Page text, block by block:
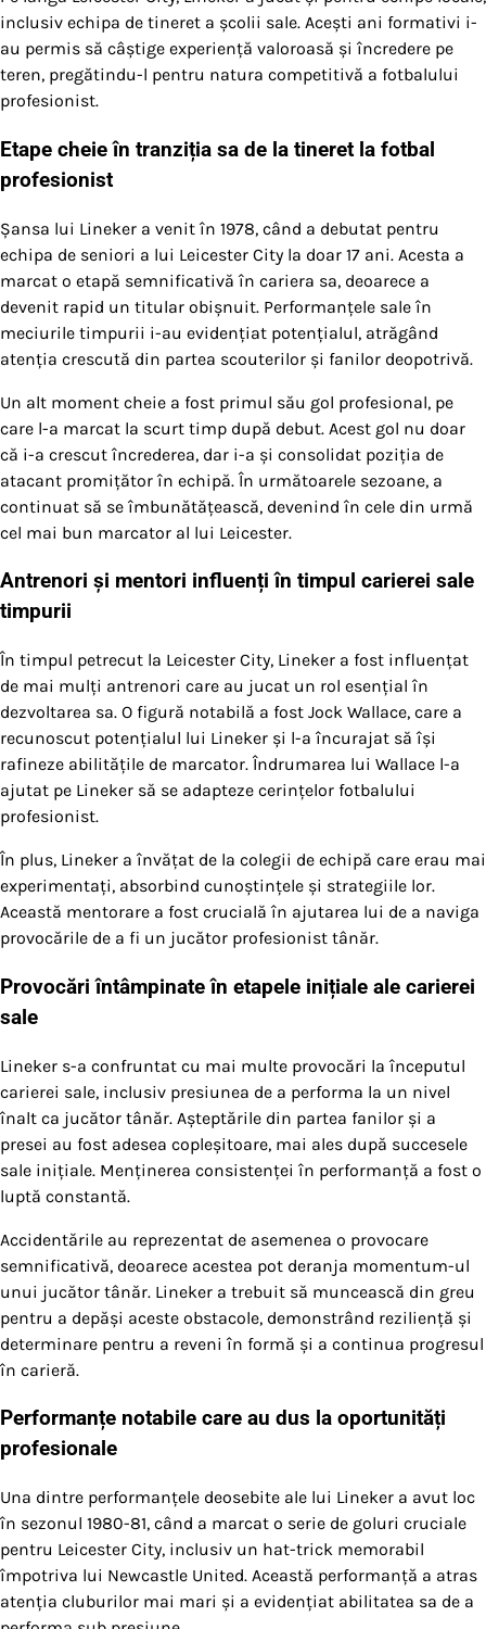
inclusiv echipa de tineret a școlii sale. Acești ani formativi i-
au permis să câștige experiență valoroasă și încredere pe
teren, pregătindu-l pentru natura competitivă a fotbalului
profesionist.
Etape cheie în tranziția sa de la tineret la fotbal
profesionist
Șansa lui Lineker a venit în 1978, când a debutat pentru
echipa de seniori a lui Leicester City la doar 17 ani. Acesta a
marcat o etapă semnificativă în cariera sa, deoarece a
devenit rapid un titular obișnuit. Performanțele sale în
meciurile timpurii i-au evidențiat potențialul, atrăgând
atenția crescută din partea scouterilor și fanilor deopotrivă.
Un alt moment cheie a fost primul său gol profesional, pe
care l-a marcat la scurt timp după debut. Acest gol nu doar
că i-a crescut încrederea, dar i-a și consolidat poziția de
atacant promițător în echipă. În următoarele sezoane, a
continuat să se îmbunătățească, devenind în cele din urmă
cel mai bun marcator al lui Leicester.
Antrenori și mentori influenți în timpul carierei sale
timpurii
În timpul petrecut la Leicester City, Lineker a fost influențat
de mai mulți antrenori care au jucat un rol esențial în
dezvoltarea sa. O figură notabilă a fost Jock Wallace, care a
recunoscut potențialul lui Lineker și l-a încurajat să își
rafineze abilitățile de marcator. Îndrumarea lui Wallace l-a
ajutat pe Lineker să se adapteze cerințelor fotbalului
profesionist.
În plus, Lineker a învățat de la colegii de echipă care erau mai
experimentați, absorbind cunoștințele și strategiile lor.
Această mentorare a fost crucială în ajutarea lui de a naviga
provocările de a fi un jucător profesionist tânăr.
Provocări întâmpinate în etapele inițiale ale carierei
sale
Lineker s-a confruntat cu mai multe provocări la începutul
carierei sale, inclusiv presiunea de a performa la un nivel
înalt ca jucător tânăr. Așteptările din partea fanilor și a
presei au fost adesea copleșitoare, mai ales după succesele
sale inițiale. Menținerea consistenței în performanță a fost o
luptă constantă.
Accidentările au reprezentat de asemenea o provocare
semnificativă, deoarece acestea pot deranja momentum-ul
unui jucător tânăr. Lineker a trebuit să muncească din greu
pentru a depăși aceste obstacole, demonstrând reziliență și
determinare pentru a reveni în formă și a continua progresul
în carieră.
Performanțe notabile care au dus la oportunități
profesionale
Una dintre performanțele deosebite ale lui Lineker a avut loc
în sezonul 1980-81, când a marcat o serie de goluri cruciale
pentru Leicester City, inclusiv un hat-trick memorabil
împotriva lui Newcastle United. Această performanță a atras
atenția cluburilor mai mari și a evidențiat abilitatea sa de a